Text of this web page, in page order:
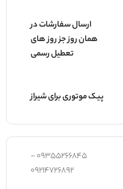
ارسال سفارشات در
همان روز جز روز های
تعطیل رسمی
پیک موتوری برای شیراز
09355266845 -
09214726892